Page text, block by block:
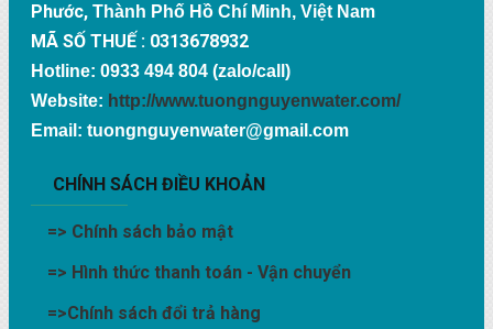
Phước, Thành Phố Hồ Chí Minh, Việt Nam
MÃ SỐ THUẾ : 0313678932
Hotline: 0933 494 804 (zalo/call)
Website: http://www.tuongnguyenwater.com/
Email: tuongnguyenwater@gmail.com
CHÍNH SÁCH ĐIỀU KHOẢN
=> Chính sách bảo mật
=> Hình thức thanh toán - Vận chuyển
=>Chính sách đổi trả hàng